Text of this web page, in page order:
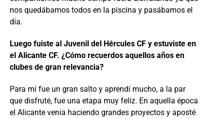
nos quedábamos todos en la piscina y pasábamos el
día.
Luego fuiste al Juvenil del Hércules CF y estuviste en
el Alicante CF. ¿Cómo recuerdos aquellos años en
clubes de gran relevancia?
Para mí fue un gran salto y aprendí mucho, a la par
que disfruté, fue una etapa muy feliz. En aquella época
el Alicante venía haciendo grandes proyectos y aposté